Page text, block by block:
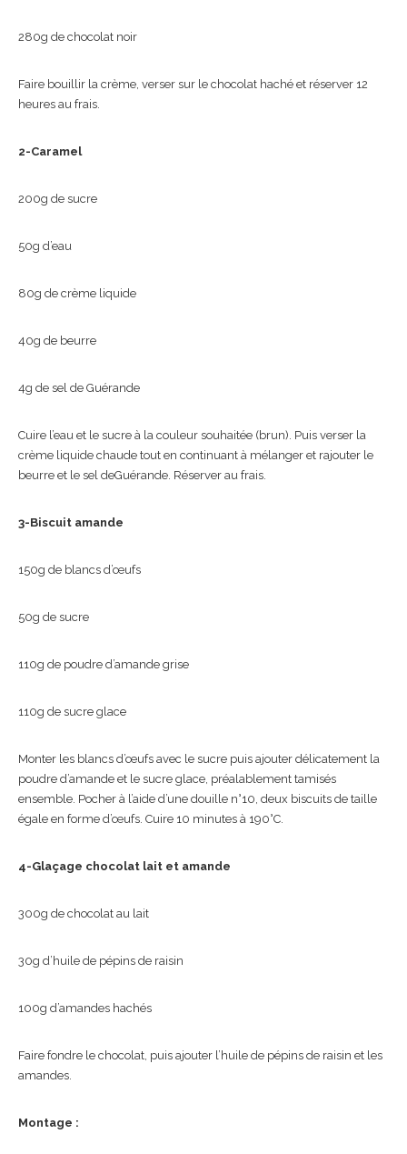
280g de chocolat noir
Faire bouillir la crème, verser sur le chocolat haché et réserver 12
heures au frais.
2-Caramel
200g de sucre
50g d’eau
80g de crème liquide
40g de beurre
4g de sel de Guérande
Cuire l’eau et le sucre à la couleur souhaitée (brun). Puis verser la
crème liquide chaude tout en continuant à mélanger et rajouter le
beurre et le sel deGuérande. Réserver au frais.
3-Biscuit amande
150g de blancs d’œufs
50g de sucre
110g de poudre d’amande grise
110g de sucre glace
Monter les blancs d’œufs avec le sucre puis ajouter délicatement la
poudre d’amande et le sucre glace, préalablement tamisés
ensemble. Pocher à l’aide d’une douille n°10, deux biscuits de taille
égale en forme d’œufs. Cuire 10 minutes à 190°C.
4-Glaçage chocolat lait et amande
300g de chocolat au lait
30g d’huile de pépins de raisin
100g d’amandes hachés
Faire fondre le chocolat, puis ajouter l’huile de pépins de raisin et les
amandes.
Montage :